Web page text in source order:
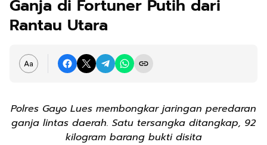
Ganja di Fortuner Putih dari
Rantau Utara
Polres Gayo Lues membongkar jaringan peredaran
ganja lintas daerah. Satu tersangka ditangkap, 92
kilogram barang bukti disita